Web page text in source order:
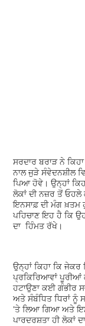
ਸਰਦਾਰ ਬਰਾੜ ਨੇ
ਨਾਲ ਜੁੜੇ ਸੰਵੇਦਨਸ਼ੀਲ
ਪਿਆ ਹੋਵੇ। ਉਨ੍ਹਾਂ
ਲੋਕਾਂ ਦੀ ਨਜ਼ਰ ਤੋਂ ਓਹਲੇ
ਇਨਸਾਫ਼ ਦੀ ਮੰਗ ਖ਼ਤਮ
ਪਹਿਚਾਣ ਇਹ ਹੈ ਕਿ
ਦਾ ਹਿੰਮਤ ਰੱਖੇ।
ਉਨ੍ਹਾਂ ਕਿਹਾ ਕਿ
ਪ੍ਰਕਿਰਿਆਵਾਂ
ਹਟਾਉਣਾ ਕਈ ਗੰਭੀਰ
ਅਤੇ ਸੰਬੰਧਿਤ ਧਿਰਾਂ ਨੂੰ
'ਤੇ ਲਿਆ ਗਿਆ ਅਤੇ ਇਸ
ਪਾਰਦਰਸ਼ਤਾ ਹੀ ਲੋਕਾਂ